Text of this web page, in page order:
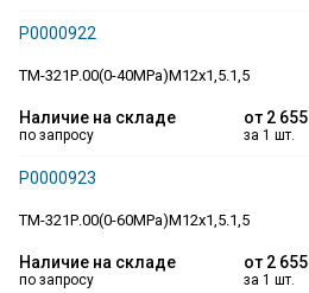
ТМ-321Р.00(0-40MPa)M12x1,5.1,5
Р0000922
от 2 655
за 1 шт.
Наличие на складе
по запросу
ТМ-321Р.00(0-60MPa)M12x1,5.1,5
Р0000923
от 2 655
за 1 шт.
Наличие на складе
по запросу